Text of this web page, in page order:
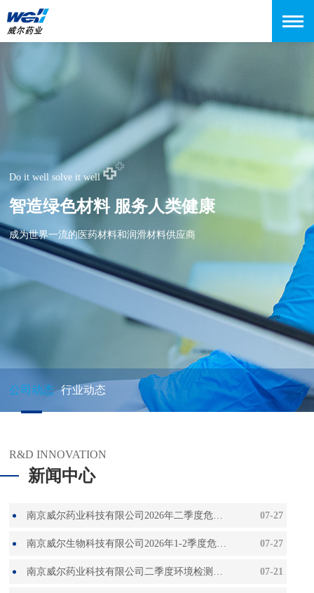
Do it well solve it well
智造绿色材料 服务人类健康
成为世界一流的医药材料和润滑材料供应商
公司动态 行业动态
R&D INNOVATION
新闻中心
07-27
南京威尔药业科技有限公司2026年二季度危险废物信息公开
07-27
南京威尔生物科技有限公司2026年1-2季度危险废物信息
07-21
南京威尔药业科技有限公司二季度环境检测报告